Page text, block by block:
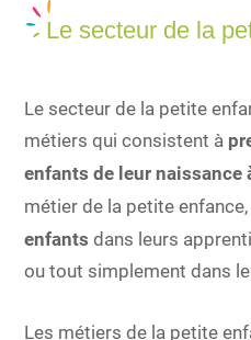
Le secteur de la
Le secteur de la petite
métiers qui consistent à
enfants de leur naissance
métier de la petite
enfants dans leurs
ou tout simplement dans
Les métiers de la petite